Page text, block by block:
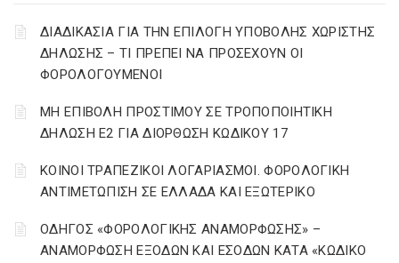
ΔΙΑΔΙΚΑΣΙΑ ΓΙΑ ΤΗΝ ΕΠΙΛΟΓΗ ΥΠΟΒΟΛΗΣ ΧΩΡΙΣΤΗΣ
ΔΗΛΩΣΗΣ – ΤΙ ΠΡΕΠΕΙ ΝΑ ΠΡΟΣΕΧΟΥΝ ΟΙ
ΦΟΡΟΛΟΓΟΥΜΕΝΟΙ
ΜΗ ΕΠΙΒΟΛΗ ΠΡΟΣΤΙΜΟΥ ΣΕ ΤΡΟΠΟΠΟΙΗΤΙΚΗ
ΔΗΛΩΣΗ Ε2 ΓΙΑ ΔΙΟΡΘΩΣΗ ΚΩΔΙΚΟΥ 17
ΚΟΙΝΟΙ ΤΡΑΠΕΖΙΚΟΙ ΛΟΓΑΡΙΑΣΜΟΙ. ΦΟΡΟΛΟΓΙΚΗ
ΑΝΤΙΜΕΤΩΠΙΣΗ ΣΕ ΕΛΛΑΔΑ ΚΑΙ ΕΞΩΤΕΡΙΚΟ
ΟΔΗΓΟΣ «ΦΟΡΟΛΟΓΙΚΗΣ ΑΝΑΜΟΡΦΩΣΗΣ» –
ΑΝΑΜΟΡΦΩΣΗ ΕΞΟΔΩΝ ΚΑΙ ΕΣΟΔΩΝ ΚΑΤΑ «ΚΩΔΙΚΟ